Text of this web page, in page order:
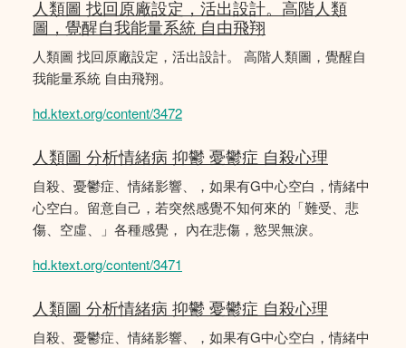
人類圖 找回原廠設定，活出設計。高階人類
圖，覺醒自我能量系統 自由飛翔
人類圖 找回原廠設定，活出設計。 高階人類圖，覺醒自
我能量系統 自由飛翔。
hd.ktext.org/content/3472
人類圖 分析情緒病 抑鬱 憂鬱症 自殺心理
自殺、憂鬱症、情緒影響、，如果有G中心空白，情緒中
心空白。留意自己，若突然感覺不知何來的「難受、悲
傷、空虛、」各種感覺， 內在悲傷，慾哭無淚。
hd.ktext.org/content/3471
人類圖 分析情緒病 抑鬱 憂鬱症 自殺心理
自殺、憂鬱症、情緒影響、，如果有G中心空白，情緒中